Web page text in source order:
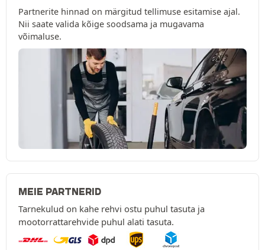
Partnerite hinnad on märgitud tellimuse esitamise ajal.
Nii saate valida kõige soodsama ja mugavama
võimaluse.
MEIE PARTNERID
Tarnekulud on kahe rehvi ostu puhul tasuta ja
mootorrattarehvide puhul alati tasuta.